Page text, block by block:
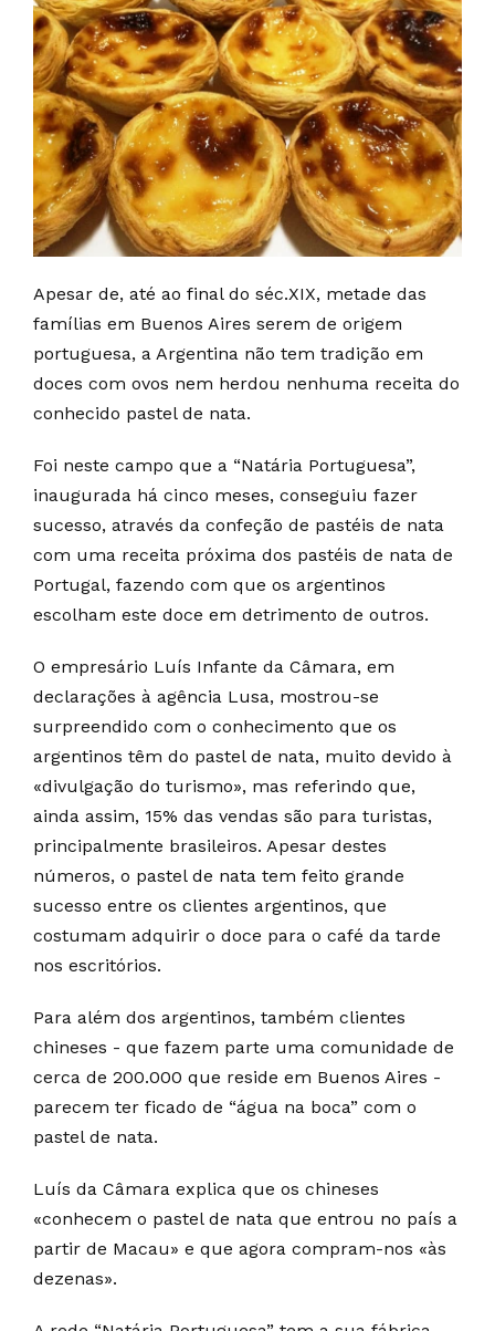
Apesar de, até ao final do séc.XIX, metade das
famílias em Buenos Aires serem de origem
portuguesa, a Argentina não tem tradição em
doces com ovos nem herdou nenhuma receita do
conhecido pastel de nata.
Foi neste campo que a “Natária Portuguesa”,
inaugurada há cinco meses, conseguiu fazer
sucesso, através da confeção de pastéis de nata
com uma receita próxima dos pastéis de nata de
Portugal, fazendo com que os argentinos
escolham este doce em detrimento de outros.
O empresário Luís Infante da Câmara, em
declarações à agência Lusa, mostrou-se
surpreendido com o conhecimento que os
argentinos têm do pastel de nata, muito devido à
«divulgação do turismo», mas referindo que,
ainda assim, 15% das vendas são para turistas,
principalmente brasileiros. Apesar destes
números, o pastel de nata tem feito grande
sucesso entre os clientes argentinos, que
costumam adquirir o doce para o café da tarde
nos escritórios.
Para além dos argentinos, também clientes
chineses - que fazem parte uma comunidade de
cerca de 200.000 que reside em Buenos Aires -
parecem ter ficado de “água na boca” com o
pastel de nata.
Luís da Câmara explica que os chineses
«conhecem o pastel de nata que entrou no país a
partir de Macau» e que agora compram-nos «às
dezenas».